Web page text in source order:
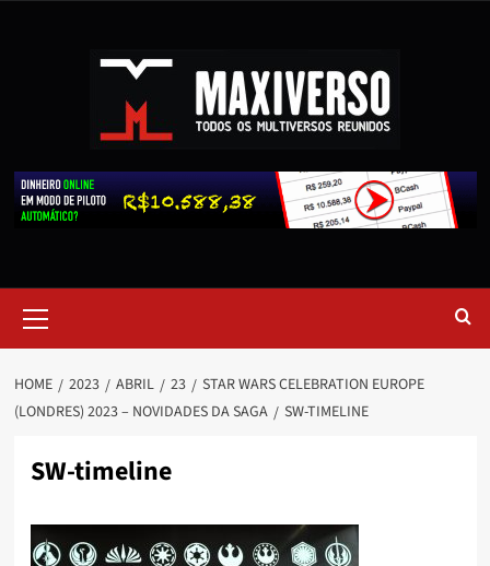
HOME 2023 ABRIL 23
STAR WARS CELEBRATION EUROPE
(LONDRES) 2023 – NOVIDADES DA SAGA
SW-TIMELINE
SW-timeline